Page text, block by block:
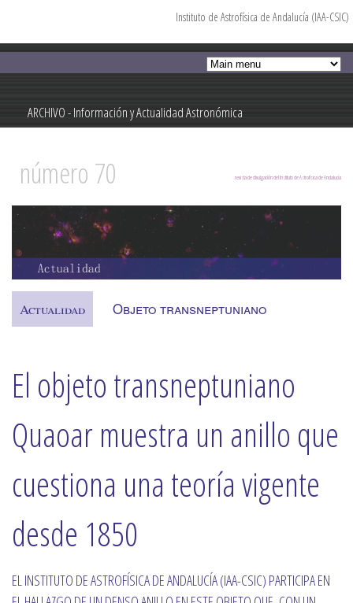
contenido
ARCHIVO - Información y Actualidad Astronómica
Información y Actualidad Astronómica
Instituto de Astrofísica de Andalucía (IAA-CSIC)
revista de divulgación del Instituto de Astrofísica de Andalucía
número 70
Actualidad Objeto transneptuniano
El objeto transneptuniano
Quaoar muestra un anillo que
cuestiona una teoría vigente
desde 1850
EL INSTITUTO DE ASTROFÍSICA DE ANDALUCÍA (IAA-CSIC) PARTICIPA EN